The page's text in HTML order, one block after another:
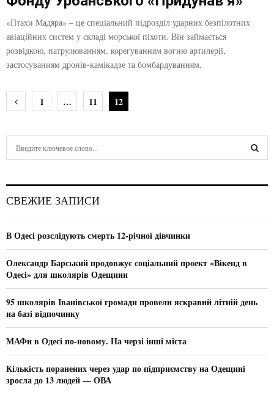
«Птахи Мадяра» – це спеціальний підрозділ ударних безпілотних
авіаційних систем у складі морської піхоти. Він займається
розвідкою, патрулюванням, корегуванням вогню артилерії,
застосуванням дронів-камікадзе та бомбардуванням.
Н
г
ц
и
я
п
о
з
а
п
1 … 11 12
h
o
СВЕЖИЕ ЗАПИСИ
В Одесі розслідують смерть 12-річної дівчинки
Олександр Барський продовжує соціальний проект «Вікенд в
Одесі» для школярів Одещини
95 школярів Іванівської громади провели яскравий літній день
на базі відпочинку
МАФи в Одесі по-новому. На черзі інші міста
Кількість поранених через удар по підприємству на Одещині
зросла до 13 людей — ОВА